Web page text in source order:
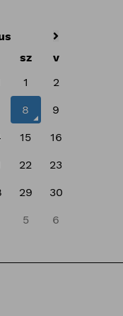
sz
v
1 2
8 9
15 16
22 23
29 30
5 6